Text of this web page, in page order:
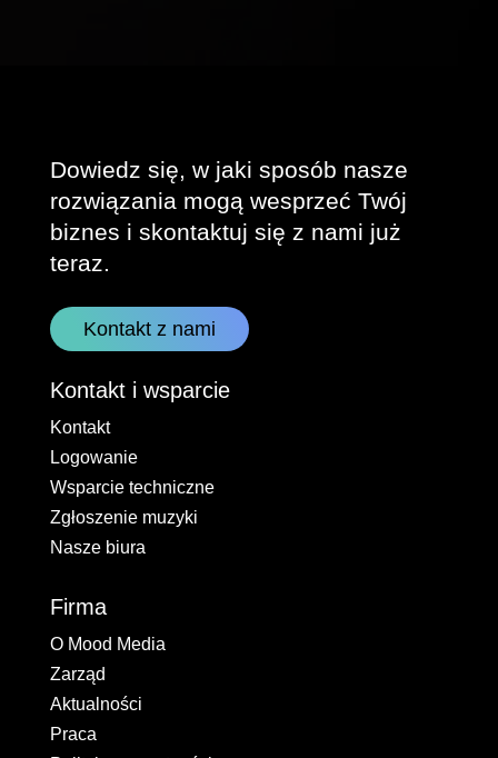
Dowiedz się, w jaki sposób nasze
rozwiązania mogą wesprzeć Twój
biznes i skontaktuj się z nami już
teraz.
Kontakt z nami
Kontakt i wsparcie
Kontakt
Logowanie
Wsparcie techniczne
Zgłoszenie muzyki
Nasze biura
Firma
O Mood Media
Zarząd
Aktualności
Praca